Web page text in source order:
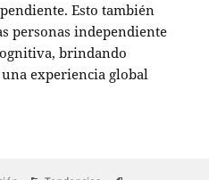
Esto también
personas independiente
brindando
experiencia global
los espacios e iniciativas de